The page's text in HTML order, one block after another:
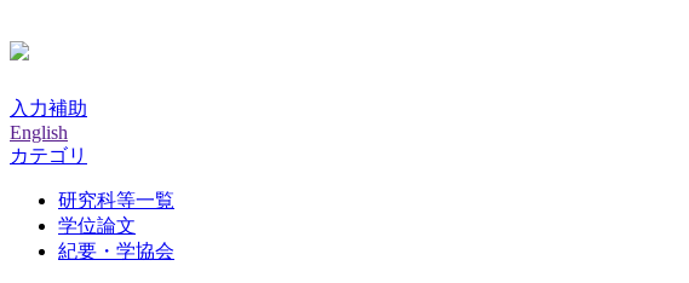
入力補助
English
カテゴリ
研究科等一覧
学位論文
紀要・学協会